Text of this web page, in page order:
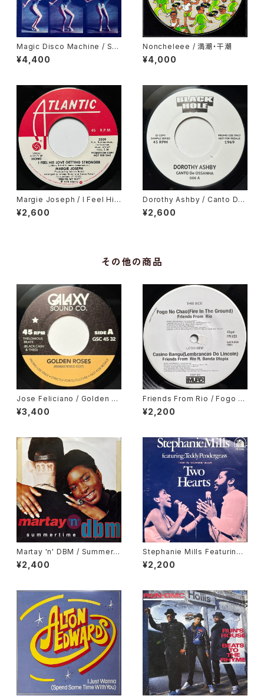
Magic Disco Machine / Scr
atchin'
¥4,400
Noncheleee / 満潮・干潮
¥4,000
Margie Joseph / I Feel His
Love Getting Stronger
¥2,600
Dorothy Ashby / Canto De
Ossanha, Cause I Need It
¥2,600
その他の商品
Jose Feliciano / Golden La
dy, Gene Harris / Losalamit
oslatinfunklovesong
¥3,400
Friends From Rio / Fogo N
o Chao (Fire In The Groun
d)
¥2,200
Martay 'n' DBM / Summerti
me
¥2,400
Stephanie Mills Featuring
Teddy Pendergrass / Two
Hearts
¥2,200